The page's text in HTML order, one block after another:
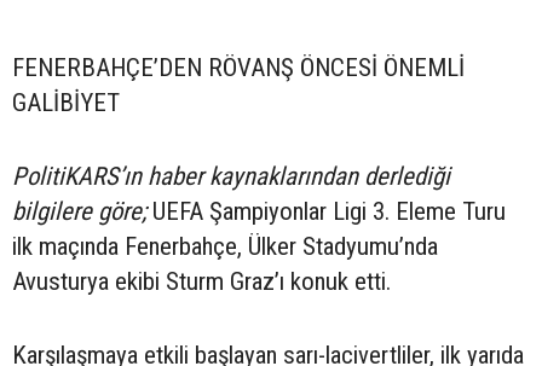
FENERBAHÇE’DEN RÖVANŞ ÖNCESİ ÖNEMLİ
GALİBİYET
PolitiKARS’ın haber kaynaklarından derlediği
bilgilere göre;UEFA Şampiyonlar Ligi 3. Eleme Turu
ilk maçında Fenerbahçe, Ülker Stadyumu’nda
Avusturya ekibi Sturm Graz’ı konuk etti.
Karşılaşmaya etkili başlayan sarı-lacivertliler, ilk yarıda